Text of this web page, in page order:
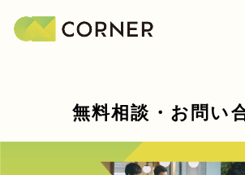
無料相談・お問い